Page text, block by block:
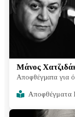
Μάνος
Αποφθέγματα για
Αποφθέγματα